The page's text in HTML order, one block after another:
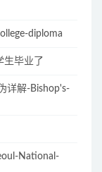
diploma
生毕业了
详解-Bishop's-
National-